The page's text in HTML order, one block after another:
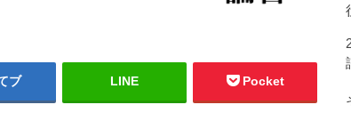
ブ LINE Pocket